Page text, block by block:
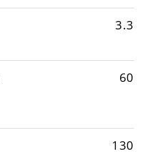
3.3
60
130